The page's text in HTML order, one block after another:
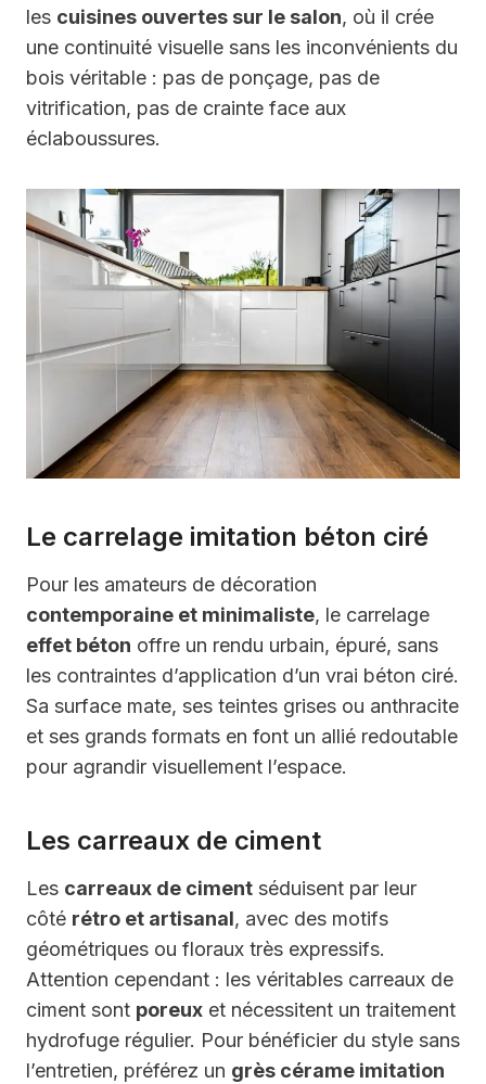
les cuisines ouvertes sur le salon, où il crée
une continuité visuelle sans les inconvénients du
bois véritable : pas de ponçage, pas de
vitrification, pas de crainte face aux
éclaboussures.
Le carrelage imitation béton ciré
Pour les amateurs de décoration
contemporaine et minimaliste, le carrelage
effet béton offre un rendu urbain, épuré, sans
les contraintes d’application d’un vrai béton ciré.
Sa surface mate, ses teintes grises ou anthracite
et ses grands formats en font un allié redoutable
pour agrandir visuellement l’espace.
Les carreaux de ciment
Les carreaux de ciment séduisent par leur
côté rétro et artisanal, avec des motifs
géométriques ou floraux très expressifs.
Attention cependant : les véritables carreaux de
ciment sont poreux et nécessitent un traitement
hydrofuge régulier. Pour bénéficier du style sans
l’entretien, préférez un grès cérame imitation